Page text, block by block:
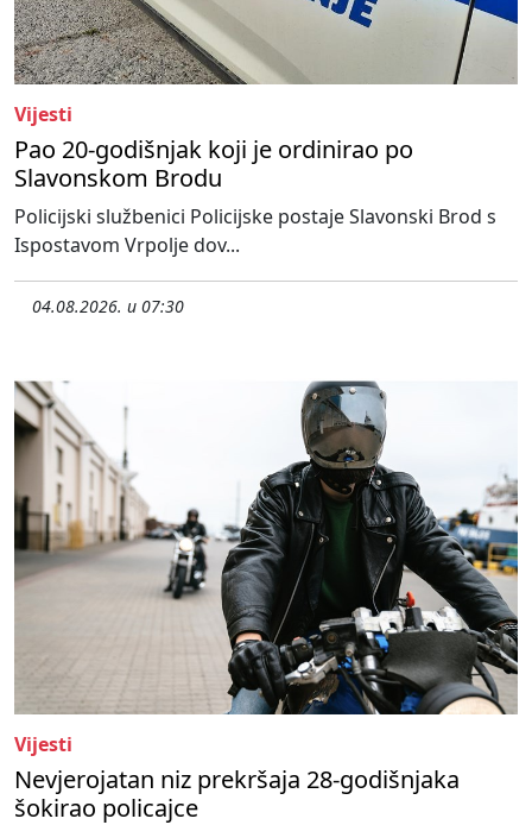
Vijesti
Pao 20-godišnjak koji je ordinirao po
Slavonskom Brodu
Policijski službenici Policijske postaje Slavonski Brod s
Ispostavom Vrpolje dov...
04.08.2026. u 07:30
Vijesti
Nevjerojatan niz prekršaja 28-godišnjaka
šokirao policajce